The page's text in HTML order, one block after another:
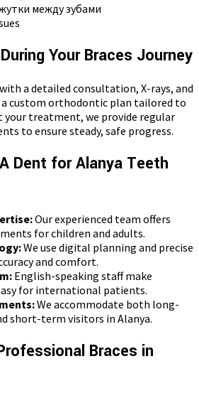
между зубами
Your Braces Journey
a detailed consultation, X-rays, and
a custom orthodontic plan tailored to
your treatment, we provide regular
to ensure steady, safe progress.
Dent for Alanya Teeth
Our experienced team offers
for children and adults.
We use digital planning and precise
and comfort.
English-speaking staff make
for international patients.
We accommodate both long-
short-term visitors in Alanya.
Braces in